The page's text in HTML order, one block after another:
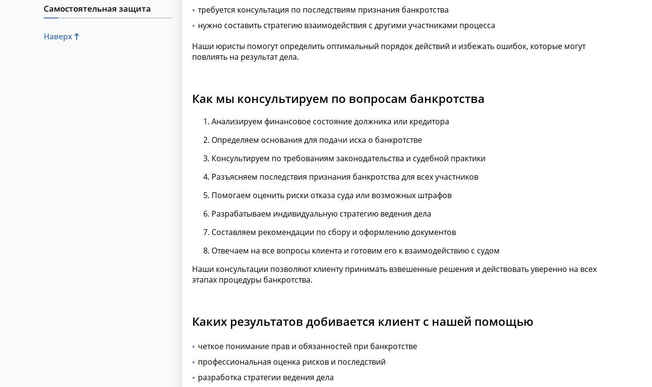
Самостоятельная защита
Наверх
требуется консультация по последствиям признания банкротства
нужно составить стратегию взаимодействия с другими участниками процесса
Наши юристы помогут определить оптимальный порядок действий и избежать ошибок, которые могут
повлиять на результат дела.
Как мы консультируем по вопросам банкротства
Анализируем финансовое состояние должника или кредитора
Определяем основания для подачи иска о банкротстве
Консультируем по требованиям законодательства и судебной практики
Разъясняем последствия признания банкротства для всех участников
Помогаем оценить риски отказа суда или возможных штрафов
Разрабатываем индивидуальную стратегию ведения дела
Составляем рекомендации по сбору и оформлению документов
Отвечаем на все вопросы клиента и готовим его к взаимодействию с судом
Наши консультации позволяют клиенту принимать взвешенные решения и действовать уверенно на всех
этапах процедуры банкротства.
Каких результатов добивается клиент с нашей помощью
четкое понимание прав и обязанностей при банкротстве
профессиональная оценка рисков и последствий
разработка стратегии ведения дела